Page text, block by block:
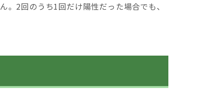
2回のうち1回だけ陽性だった場合でも、